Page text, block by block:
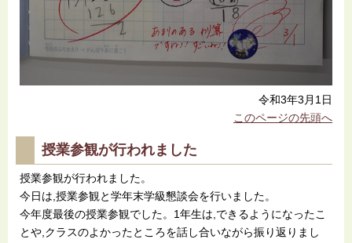
令和3年3月1日
このページの先頭へ
授業参観が行われました
授業参観が行われました。
今日は,授業参観と学年末学級懇談会を行いました。
今年度最後の授業参観でした。1年生は,できるようになったこ
とや,クラスのよかったところを話し合いながら振り返りまし